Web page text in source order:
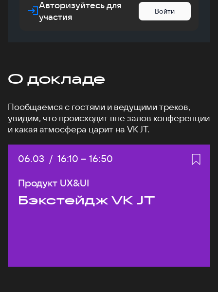
Авторизуйтесь для
участия
Войти
О докладе
Пообщаемся с гостями и ведущими треков,
увидим, что происходит вне залов конференции
и какая атмосфера царит на VK JT.
Дата:
06.03 / Начало:
16:10 – Конец:
16:50
Продукт UX&UI
Бэкстейдж VK JT